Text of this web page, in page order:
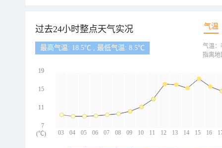
过去24小时整点天气实况 气温
最高气温: 18.5℃ , 最低气温: 8.5℃
03 04 05 06 07 08 09 10 11 12 13 14 15 16
19
15
11
7
(℃)
气温：
指离地